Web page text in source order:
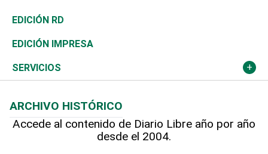
Ocenanía
Caribe
Resto del mundo
Telecom.
Global y variable
Economía personal
Sociales
Novedades
Podcast Arte Libre
Hablando con el pediatra
Tenis
Olimpismo
Más deportes
Línea de hit
En Directo
Frente al Statu Quo
El Espía
Historia
Despertando al gigante
Cambio climático
Revista
Deportes
Opinión
Hecho en casa
EDICIÓN RD
EDICIÓN IMPRESA
SERVICIOS
Cumpleaños
ARCHIVO HISTÓRICO
Accede al contenido de Diario Libre año por año
desde el 2004.